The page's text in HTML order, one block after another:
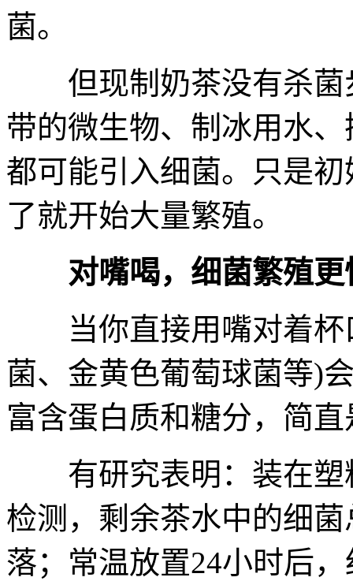
菌。
但现制奶茶没有杀菌
带的微生物、制冰用水
都可能引入细菌。只是
了就开始大量繁殖。
对嘴喝，细菌繁殖更
当你直接用嘴对着杯
菌、金黄色葡萄球菌等)
富含蛋白质和糖分，简
有研究表明：装在塑
检测，剩余茶水中的细
落；常温放置24小时后